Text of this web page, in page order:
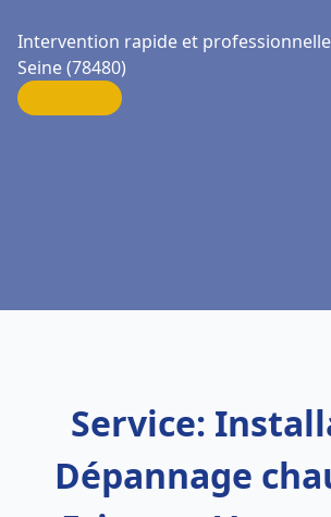
Intervention rapide et
Seine (78480)
Service:
Dépannage